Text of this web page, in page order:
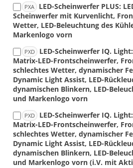
PXA
LED-Scheinwerfer PLUS:
Scheinwerfer mit Kurvenlicht,
Wetter, LED-Beleuchtung des
Markenlogo vorn
PXD
LED-Scheinwerfer IQ.
Matrix-LED-Frontscheinwerfer,
schlechtes Wetter, dynamischer
Dynamic Light Assist, LED-
dynamischen Blinkern, LED-
und Markenlogo vorn
PXD
LED-Scheinwerfer IQ.
Matrix-LED-Frontscheinwerfer,
schlechtes Wetter, dynamischer
Dynamic Light Assist, LED-
dynamischen Blinkern, LED-
und Markenlogo vorn (i.V. mit